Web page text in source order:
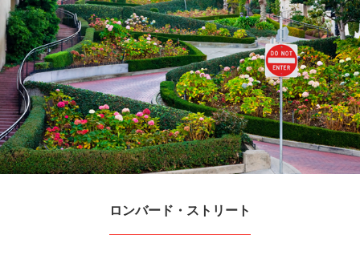
ロンバード・ストリート